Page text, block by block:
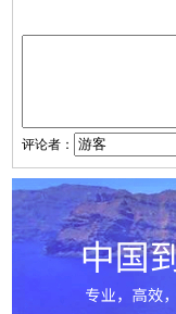
评论者：